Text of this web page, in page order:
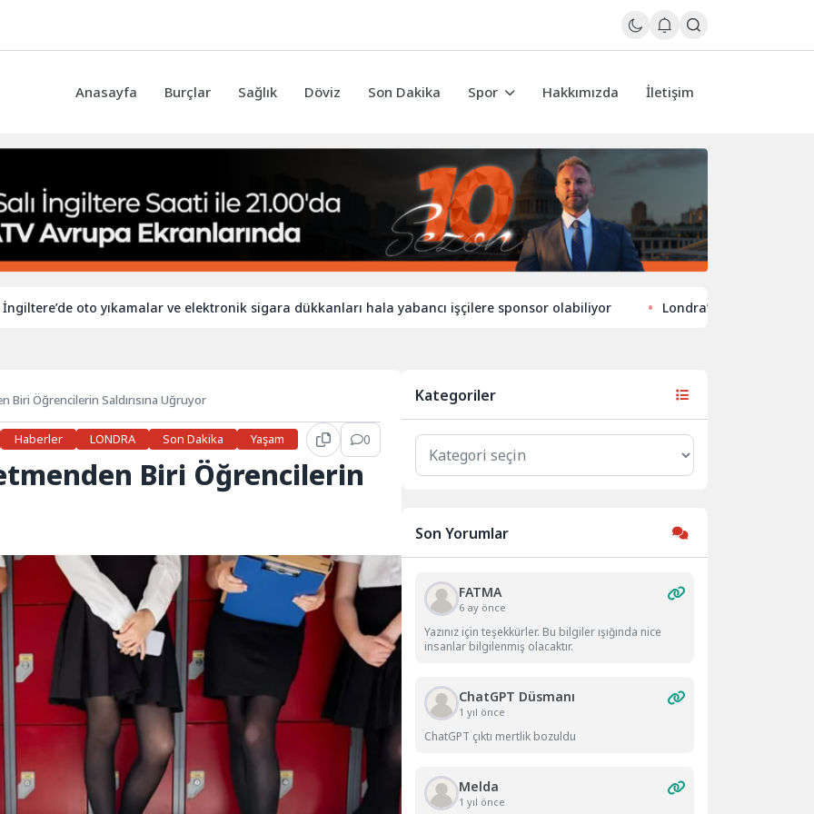
Anasayfa Burçlar Sağlık Döviz Son Dakika Spor Hakkımızda İletişim
oto yıkamalar ve elektronik sigara dükkanları hala yabancı işçilere sponsor olabiliyor Londra’nın eğlence hayatında
Biri Öğrencilerin Saldırısına Uğruyor
Haberler LONDRA Son Dakika Yaşam 0
Biri Öğrencilerin
Kategoriler
Kategoriler
Son Yorumlar
FATMA
6 ay önce
Yazınız için teşekkürler. Bu bilgiler ışığında nice
insanlar bilgilenmiş olacaktır.
ChatGPT Düsmanı
1 yıl önce
ChatGPT çıktı mertlik bozuldu
Melda
1 yıl önce